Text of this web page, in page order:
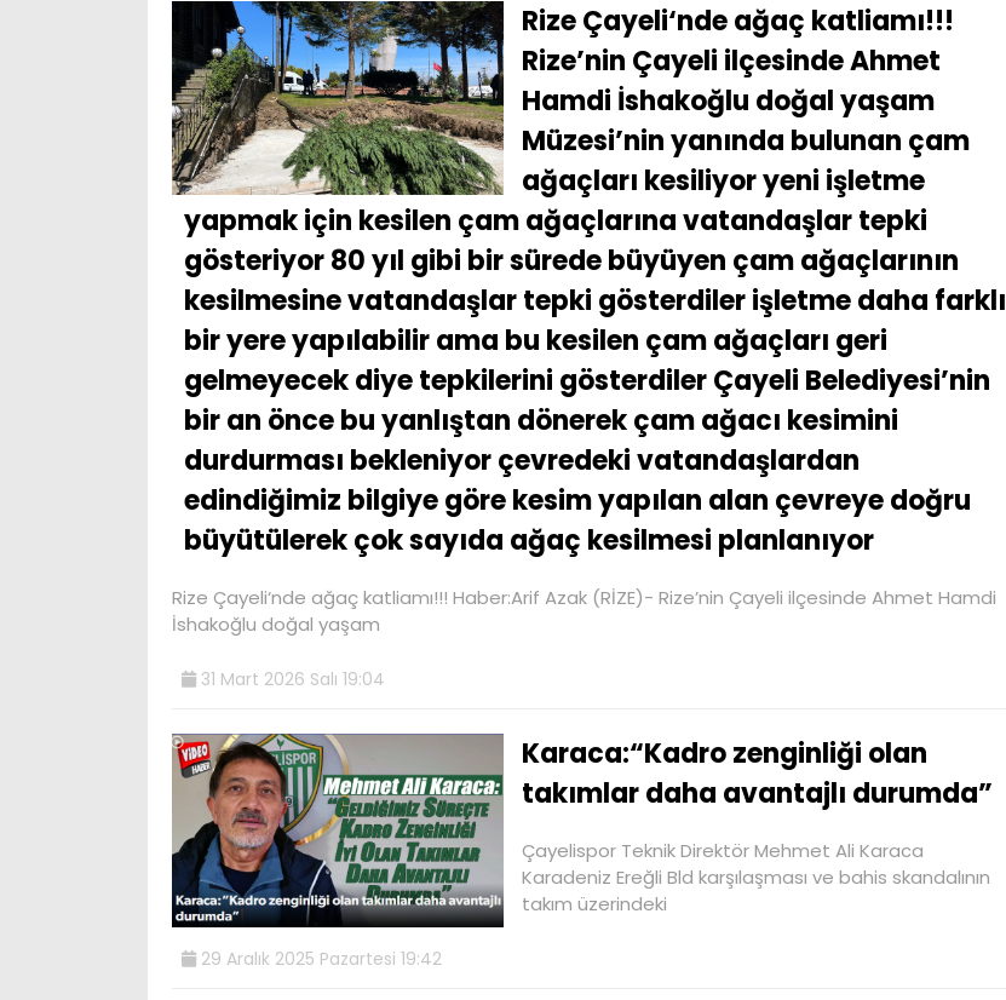
Rize Çayeli‘nde ağaç katliamı!!!
Rize’nin Çayeli ilçesinde Ahmet
Hamdi İshakoğlu doğal yaşam
Müzesi’nin yanında bulunan çam
ağaçları kesiliyor yeni işletme
yapmak için kesilen çam ağaçlarına vatandaşlar tepki
gösteriyor 80 yıl gibi bir sürede büyüyen çam ağaçlarının
kesilmesine vatandaşlar tepki gösterdiler işletme daha farklı
bir yere yapılabilir ama bu kesilen çam ağaçları geri
gelmeyecek diye tepkilerini gösterdiler Çayeli Belediyesi’nin
bir an önce bu yanlıştan dönerek çam ağacı kesimini
durdurması bekleniyor çevredeki vatandaşlardan
edindiğimiz bilgiye göre kesim yapılan alan çevreye doğru
büyütülerek çok sayıda ağaç kesilmesi planlanıyor
Rize Çayeli‘nde ağaç katliamı!!! Haber:Arif Azak (RİZE)- Rize’nin Çayeli ilçesinde Ahmet Hamdi
İshakoğlu doğal yaşam
31 Mart 2026 Salı 19:04
Karaca:“Kadro zenginliği olan
takımlar daha avantajlı durumda”
Çayelispor Teknik Direktör Mehmet Ali Karaca
Karadeniz Ereğli Bld karşılaşması ve bahis skandalının
takım üzerindeki
29 Aralık 2025 Pazartesi 19:42